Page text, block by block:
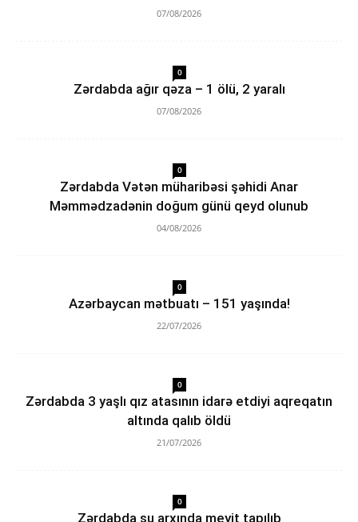
07/08/2026
0
Zərdabda ağır qəza – 1 ölü, 2 yaralı
07/08/2026
0
Zərdabda Vətən müharibəsi şəhidi Anar
Məmmədzadənin doğum günü qeyd olunub
04/08/2026
0
Azərbaycan mətbuatı – 151 yaşında!
22/07/2026
0
Zərdabda 3 yaşlı qız atasının idarə etdiyi aqreqatın
altında qalıb öldü
21/07/2026
0
Zərdabda su arxında meyit tapılıb